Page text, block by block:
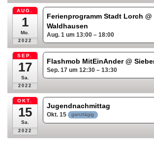
AUG.
1
Mo.
2022
Ferienprogramm Stadt Lorch
Waldhausen
Aug. 1 um 13:00 – 18:00
SEP.
17
Sa.
2022
Flashmob MitEinAnder@
Sep. 17 um 12:30 – 13:30
OKT.
15
Sa.
2022
Jugendnachmittag
Okt. 15 ganztägig